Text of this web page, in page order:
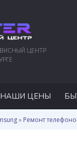
ЦЕНТР
НАШИ ЦЕНЫ
» Ремонт